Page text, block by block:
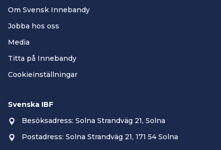
Om Svensk Innebandy
Jobba hos oss
Media
Titta på Innebandy
Cookieinställningar
Svenska IBF
Besöksadress: Solna Strandväg 21, Solna
Postadress: Solna Strandväg 21, 171 54 Solna